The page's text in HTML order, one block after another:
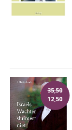
35,50
12,50